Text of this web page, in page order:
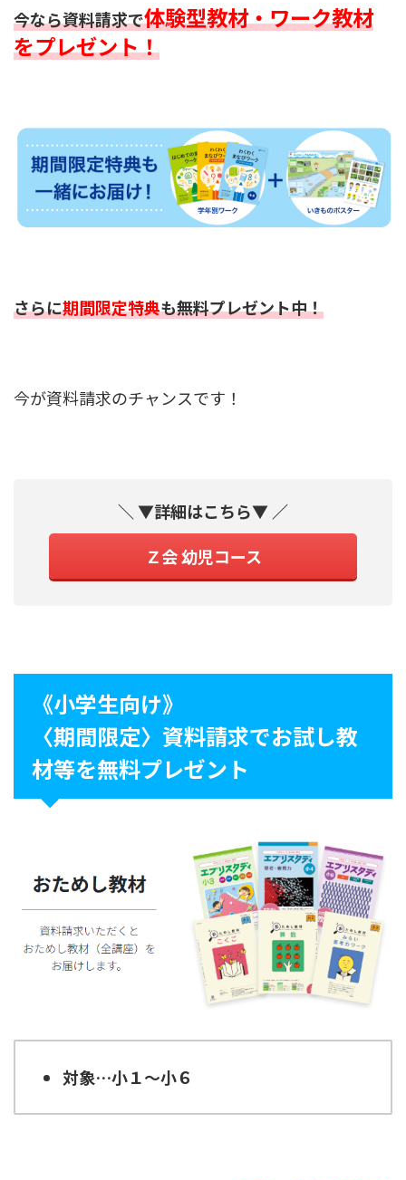
今なら資料請求で体験型教材・ワーク教材
をプレゼント！
さらに期間限定特典も無料プレゼント中！
今が資料請求のチャンスです！
＼ ▼詳細はこちら▼ ／
Ｚ会 幼児コース
《小学生向け》
〈期間限定〉資料請求でお試し教
材等を無料プレゼント
対象…小１〜小６